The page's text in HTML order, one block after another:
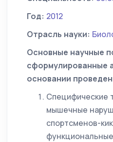
Год: 2012
Отрасль науки:
Основные научные
сформулированные
основании
Специфические
мышечные
спортсменов-